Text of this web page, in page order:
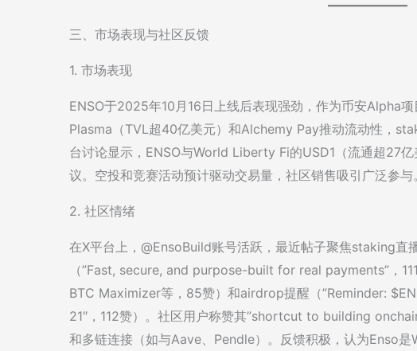
三、市场表现与社区反馈
1. 市场表现
ENSO于2025年10月16日上线后表现强劲，作为币安Alpha
Plasma（TVL超40亿美元）和Alchemy Pay推动流动性，
台讨论显示，ENSO与World Liberty Fi的USD1（流通超27
议。空投和竞赛活动预计驱动交易量，社区销售吸引广泛参与。
2. 社区情绪
在X平台上，@EnsoBuild账号活跃，最近帖子聚焦staking直
（”Fast, secure, and purpose-built for real payments”，
BTC Maximizer等，85赞）和airdrop提醒（”Reminder:
21″，112赞）。社区用户称赞其”shortcut to building
和多链连接（如与Aave、Pendle）。反馈积极，认为Enso